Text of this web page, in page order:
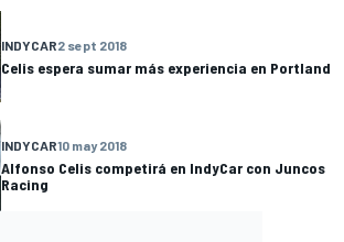
INDYCAR2 sept 2018
Celis espera sumar más experiencia en Portland
INDYCAR10 may 2018
Alfonso Celis competirá en IndyCar con Juncos
Racing